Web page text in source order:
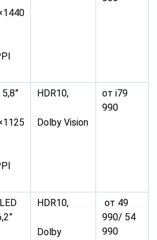
HDR10,
Dolby Vision
от i79
990
HDR10,
Dolby
от 49
990/ 54
990